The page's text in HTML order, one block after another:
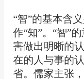
“智”的基本含
作“知”。“智”
害做出明晰的
在的人与事的
省。儒家主张